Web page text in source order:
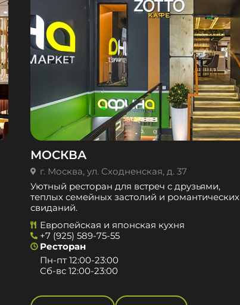
МОСКВА
г. Москва, ул. Сходненская, д. 37
Уютный ресторан для встреч с друзьями,
теплых семейных застолий и романтических
свиданий.
Европейская и японская кухня
+7 (925) 589-75-55
Ресторан
Пн-пт 12:00-23:00
Сб-вс 12:00-23:00